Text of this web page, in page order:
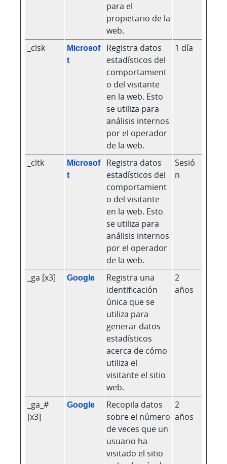
para el
propietario de la
web.
_clsk
Microsof
t
Registra datos
estadísticos del
comportamient
o del visitante
en la web. Esto
se utiliza para
análisis internos
por el operador
de la web.
1 día
_cltk
Microsof
t
Registra datos
estadísticos del
comportamient
o del visitante
en la web. Esto
se utiliza para
análisis internos
por el operador
de la web.
Sesió
n
_ga [x3] Google
Registra una
identificación
única que se
utiliza para
generar datos
estadísticos
acerca de cómo
utiliza el
visitante el sitio
web.
2
años
_ga_#
[x3]
Google
Recopila datos
sobre el número
de veces que un
usuario ha
visitado el sitio
2
años